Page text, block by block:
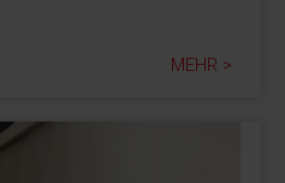
MEHR >